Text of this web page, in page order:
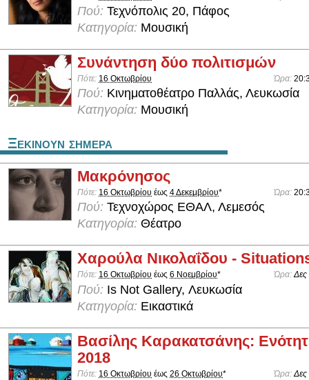
Πού: Τεχνόπολις 20, Πάφος
Κατηγορία: Μουσική
Συνάντηση δύο πολιτισμών
Πότε: 16 Οκτωβρίου Ώρα:
Πού: Κινηματοθέατρο Παλλάς, Λευκωσία
Κατηγορία: Μουσική
Ξεκινουν σημερα
Μακρόνησος
Πότε: 16 Οκτωβρίου έως 4 Δεκεμβρίου* Ώρα:
Πού: Τεχνοχώρος ΕΘΑΛ, Λεμεσός
Κατηγορία: Θέατρο
Χαρούλα Νικολαΐδου -
Πότε: 16 Οκτωβρίου έως 6 Νοεμβρίου* Ώρα:Δες
Πού: Is Not Gallery, Λευκωσία
Κατηγορία: Εικαστικά
Βασίλης Καρακατσάνης:
2018
Πότε: 16 Οκτωβρίου έως 26 Οκτωβρίου* Ώρα: Δες